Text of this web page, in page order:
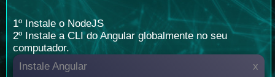
1º Instale o NodeJS
2º Instale a CLI do Angular globalmente no seu
computador.
Instale Angular
x